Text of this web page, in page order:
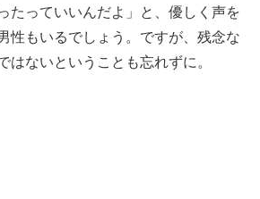
たっていいんだよ」と、優しく声を
性もいるでしょう。ですが、残念な
はないということも忘れずに。